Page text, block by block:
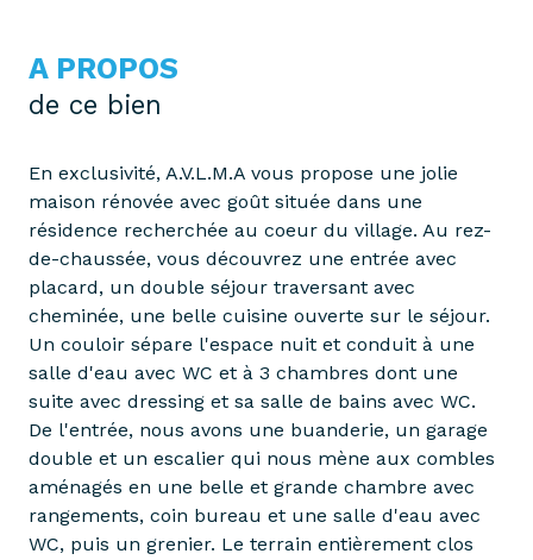
A PROPOS
de ce bien
En exclusivité, A.V.L.M.A vous propose une jolie
maison rénovée avec goût située dans une
résidence recherchée au coeur du village. Au rez-
de-chaussée, vous découvrez une entrée avec
placard, un double séjour traversant avec
cheminée, une belle cuisine ouverte sur le séjour.
Un couloir sépare l'espace nuit et conduit à une
salle d'eau avec WC et à 3 chambres dont une
suite avec dressing et sa salle de bains avec WC.
De l'entrée, nous avons une buanderie, un garage
double et un escalier qui nous mène aux combles
aménagés en une belle et grande chambre avec
rangements, coin bureau et une salle d'eau avec
WC, puis un grenier. Le terrain entièrement clos